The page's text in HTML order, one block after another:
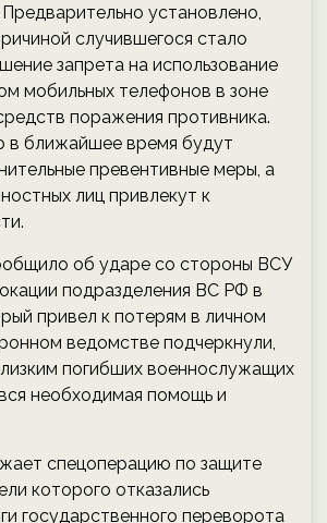
установлено,
случившегося стало
запрета на использование
мобильных телефонов в зоне
поражения противника.
в ближайшее время будут
превентивные меры, а
лиц привлекут к
об ударе со стороны ВСУ
подразделения ВС РФ в
привел к потерям в личном
ведомстве подчеркнули,
погибших военнослужащих
необходимая помощь и
спецоперацию по защите
которого отказались
государственного переворота